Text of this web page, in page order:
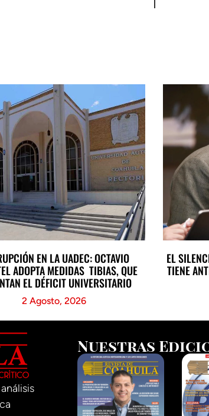
EN LA UADEC: OCTAVIO
ADOPTA MEDIDAS TIBIAS, QUE
EL DÉFICIT UNIVERSITARIO
2 Agosto, 2026
EL
TIENE
Nuestras